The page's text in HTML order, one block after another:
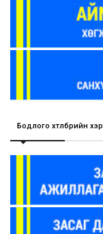
Бодлого хөтөлбөрийн